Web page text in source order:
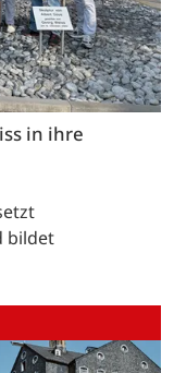
in ihre
bildet